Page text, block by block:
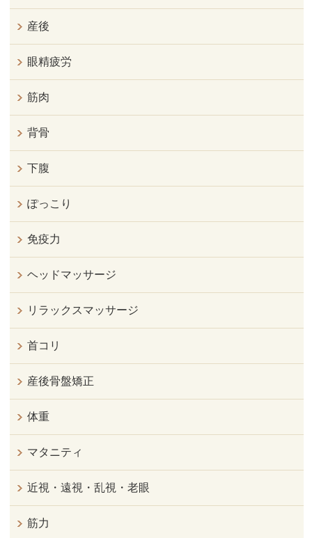
産後
眼精疲労
筋肉
背骨
下腹
ぽっこり
免疫力
ヘッドマッサージ
リラックスマッサージ
首コリ
産後骨盤矯正
体重
マタニティ
近視・遠視・乱視・老眼
筋力